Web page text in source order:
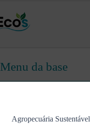
Menu da base
Agropecuária Sustentável